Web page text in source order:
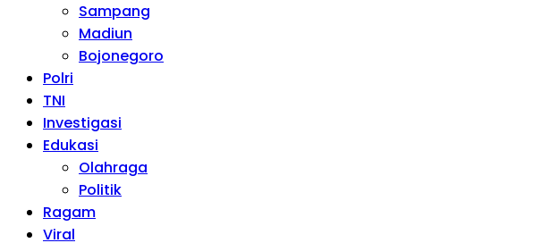
Sampang
Madiun
Bojonegoro
Polri
TNI
Investigasi
Edukasi
Olahraga
Politik
Ragam
Viral